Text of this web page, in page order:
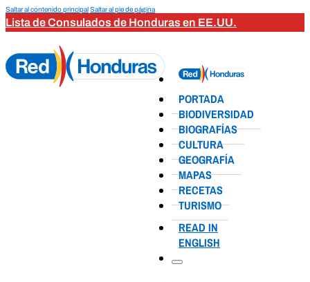
Saltar al contenido principalSaltar al pie de página
Lista de Consulados de Honduras en EE.UU.
PORTADA
BIODIVERSIDAD
BIOGRAFÍAS
CULTURA
GEOGRAFÍA
MAPAS
RECETAS
TURISMO
READ IN
ENGLISH